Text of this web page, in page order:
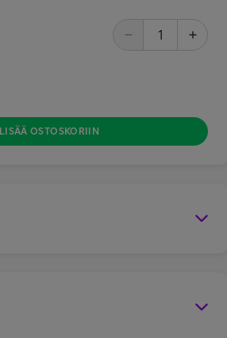
LISÄÄ OSTOSKORIIN